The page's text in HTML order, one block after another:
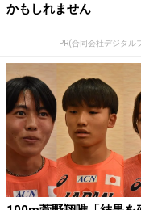
かもしれません
PR(合同会社デジタル